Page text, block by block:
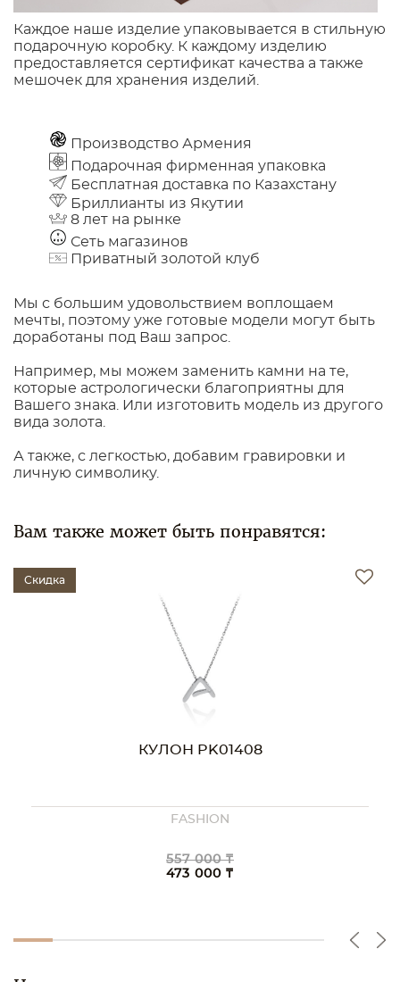
Каждое наше изделие упаковывается в стильную
подарочную коробку. К каждому изделию
предоставляется сертификат качества а также
мешочек для хранения изделий.
Производство Армения
Подарочная фирменная упаковка
Бесплатная доставка по Казахстану
Бриллианты из Якутии
8 лет на рынке
Сеть магазинов
Приватный золотой клуб
Мы с большим удовольствием воплощаем
мечты, поэтому уже готовые модели могут быть
доработаны под Ваш запрос.
Например, мы можем заменить камни на те,
которые астрологически благоприятны для
Вашего знака. Или изготовить модель из другого
вида золота.
А также, с легкостью, добавим гравировки и
личную символику.
Вам также может быть понравятся:
Скидка
КУЛОН PK01408
FASHION
557 000 ₸
473 000 ₸